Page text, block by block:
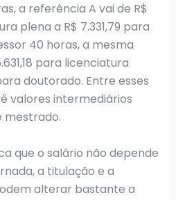
a referência A vai de R$
plena a R$ 7.331,79 para
40 horas, a mesma
para licenciatura
doutorado. Entre esses
valores intermediários
mestrado.
que o salário não depende
a titulação e a
alterar bastante a